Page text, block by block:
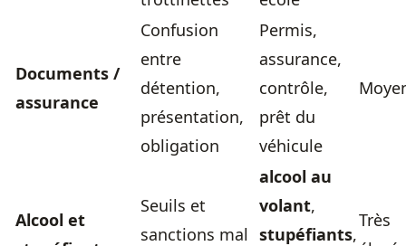
Documents /
assurance
Confusion
entre
détention,
présentation,
obligation
Permis,
assurance,
contrôle,
prêt du
véhicule
Alcool et
Seuils et
sanctions mal
alcool au
volant,
stupéfiants,
Très